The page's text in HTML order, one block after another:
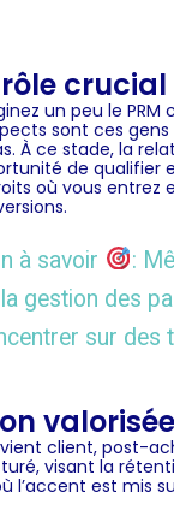
rôle
un peu lePRM
sont ces
À ce stade, la
de qualifier
où vous entrez
à savoir
:
la gestion des
sur des
client, post-
visant la
l’accent est mis